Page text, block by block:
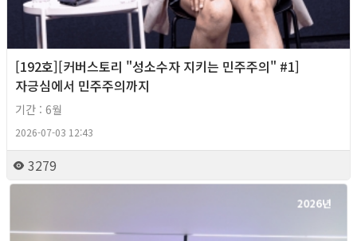
[192호][커버스토리 "성소수자 지키는 민주주의" #1]
자긍심에서 민주주의까지
기간 : 6월
2026-07-03 12:43
3279
2026년